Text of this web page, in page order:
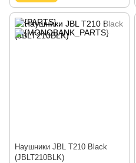
Наушники JBL T210 Black
(JBLT210BLK)